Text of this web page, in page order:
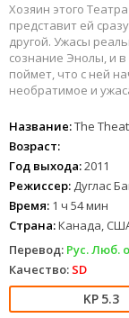
Хозяин этого
представит ей
другой. Ужасы
сознание Энолы, и
поймет, что с ней
необратимое и
Название:The
Возраст:
Год выхода:2011
Режиссер: Дуглас
Время: 1 ч 54 мин
Страна:Канада,
Перевод: Рус. Люб.
Качество: SD
5.3